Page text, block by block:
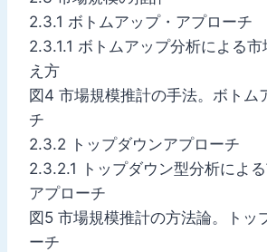
2.3.1 ボトムアップ・アプローチ
2.3.1.1 ボトムアップ分析による
え方
図4 市場規模推計の手法。ボトム
チ
2.3.2 トップダウンアプローチ
2.3.2.1 トップダウン型分析によ
アプローチ
図5 市場規模推計の方法論。トッ
ーチ